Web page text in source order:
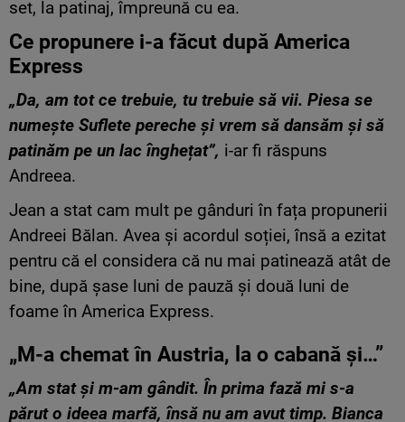
set, la patinaj, împreună cu ea.
Ce propunere i-a făcut după America
Express
„Da, am tot ce trebuie, tu trebuie să vii. Piesa se
numește Suflete pereche și vrem să dansăm și să
patinăm pe un lac înghețat”, i-ar fi răspuns
Andreea.
Jean a stat cam mult pe gânduri în fața propunerii
Andreei Bălan. Avea și acordul soției, însă a ezitat
pentru că el considera că nu mai patinează atât de
bine, după șase luni de pauză și două luni de
foame în America Express.
„M-a chemat în Austria, la o cabană și…”
„Am stat și m-am gândit. În prima fază mi s-a
părut o ideea marfă, însă nu am avut timp. Bianca